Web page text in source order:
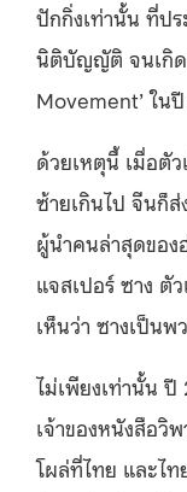
ปักกิ่งเท่านั้น ที่ปร
นิติบัญญัติ จนเกิด
Movement’ ใน
ด้วยเหตุนี้ เมื่อตั
ซ้ายเกินไป จีนก็
ผู้นำคนล่าสุดของ
แจสเปอร์ ซาง ตั
เห็นว่า ซางเป็น
ไม่เพียงเท่านั้น
เจ้าของหนังสือวิ
โผล่ที่ไทย และไ